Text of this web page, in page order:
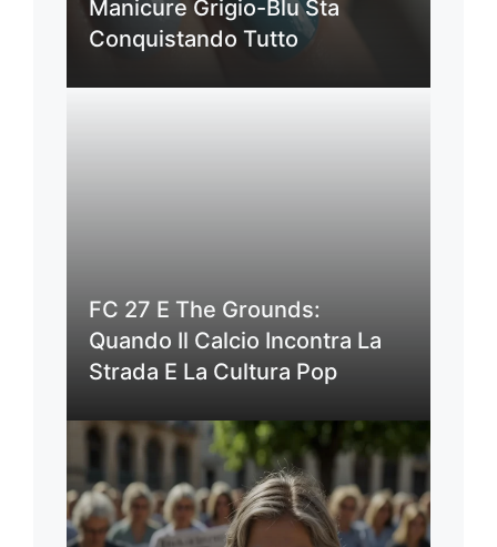
Manicure Grigio-Blu Sta
Conquistando Tutto
FC 27 E The Grounds:
Quando Il Calcio Incontra La
Strada E La Cultura Pop